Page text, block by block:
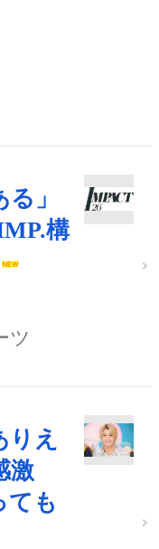
」
構
ツ
え
激
ても